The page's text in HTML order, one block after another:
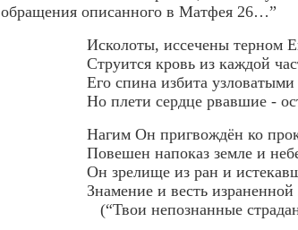
обращения описанного в Матфея 26…”
Исколоты, иссечены терном
Струится кровь из каждой
Его спина избита
Но плети сердце рвавшие -
Нагим Он пригвождён ко
Повешен напоказ земле и
Он зрелище из ран и
Знамение и весть
(“Твои непознанные